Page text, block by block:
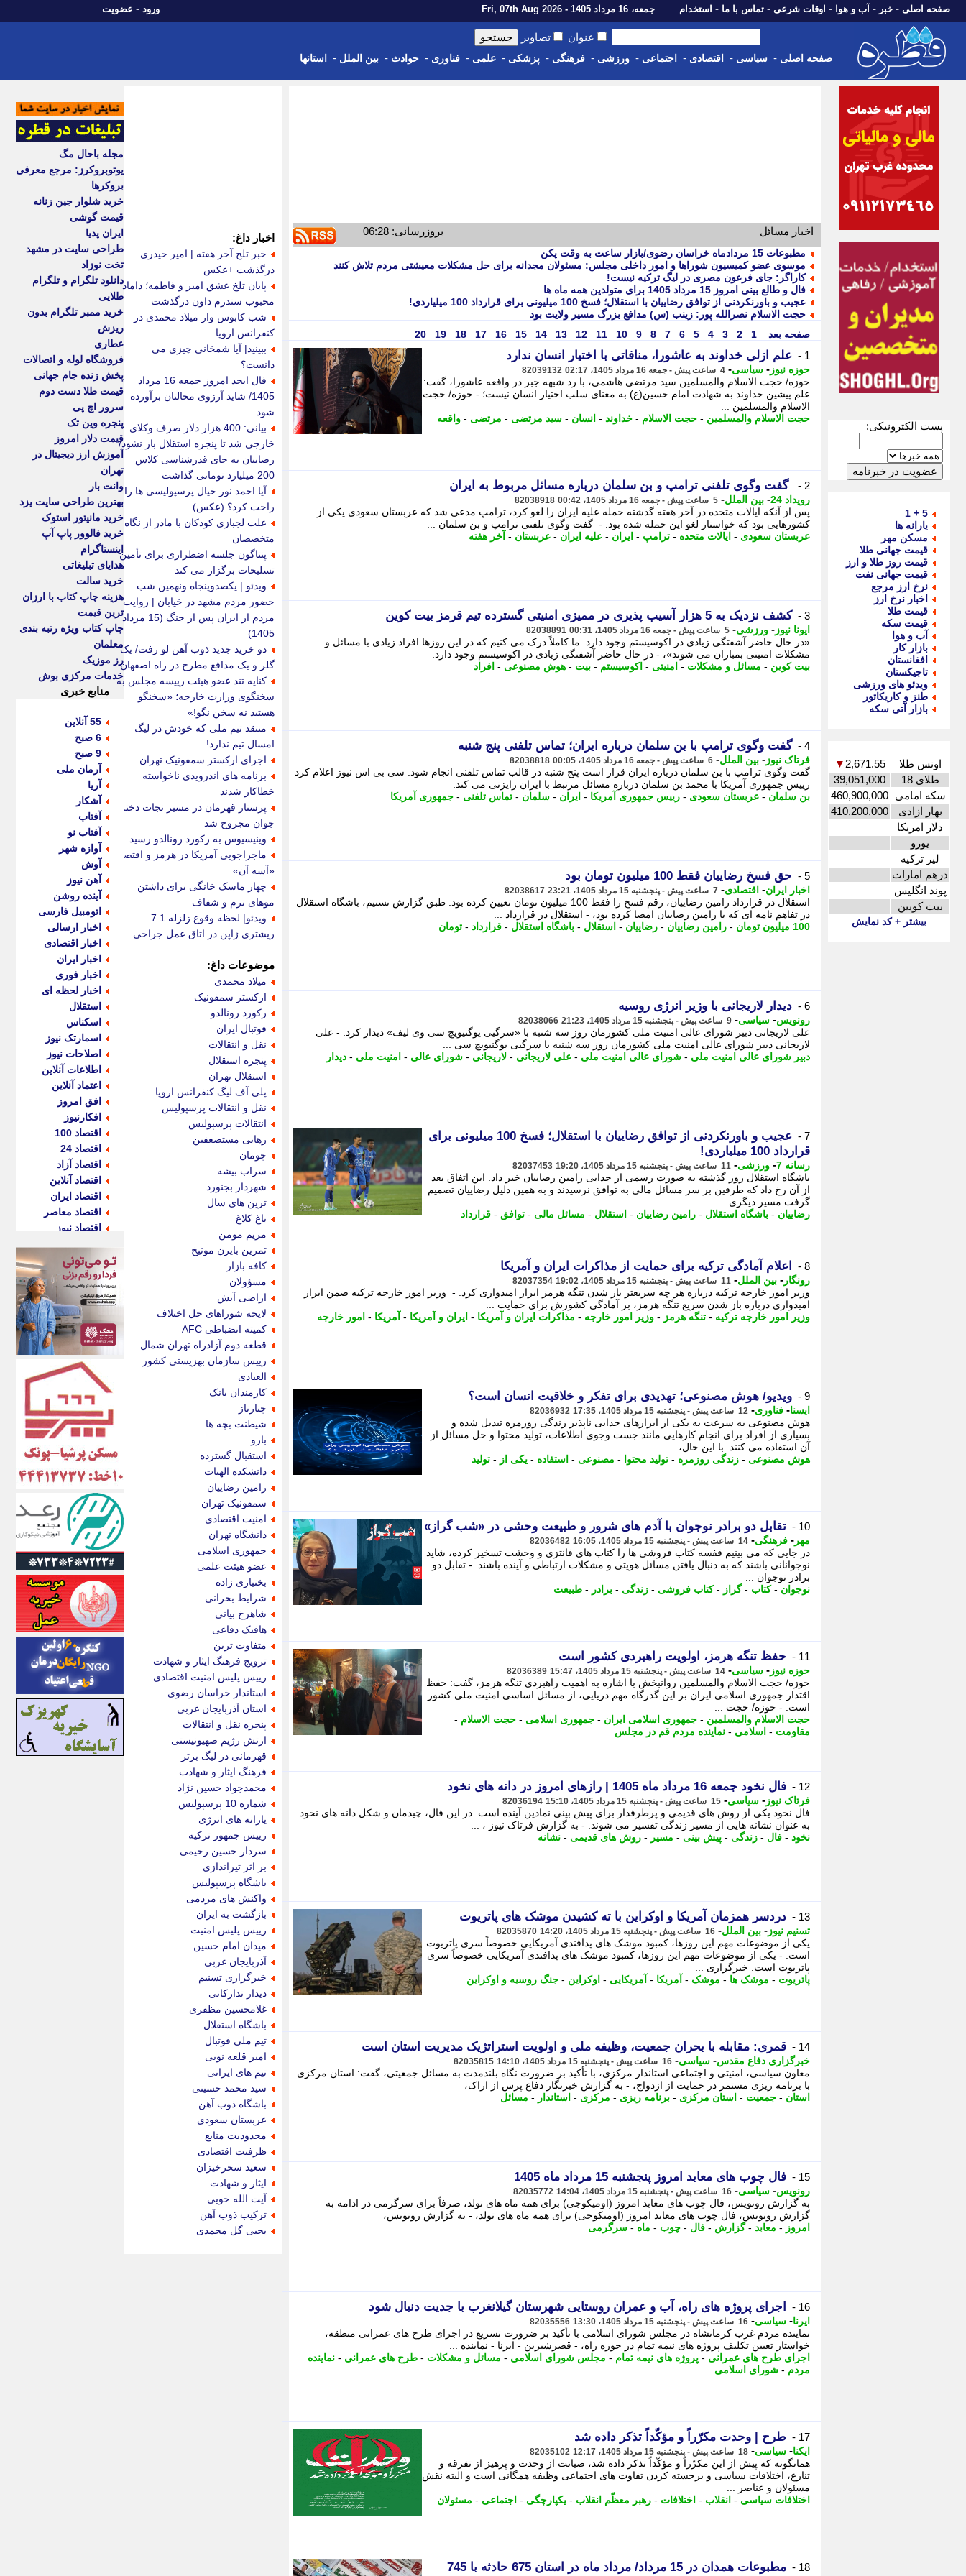
صفحه اصلی - خبر - آب و هوا - اوقات شرعی - تماس با ما - استخدام جمعه، 16 مرداد 1405 - Fri, 07th Aug 2026 ورود - عضویت
عنوان تصاویر
صفحه اصلی - سیاسی - اقتصادی - اجتماعی - ورزشی - فرهنگی - پزشکی - علمی - فناوری - حوادث - بین الملل - استانها
پست الکترونیکی:
5 + 1
یارانه ها
مسکن مهر
قیمت جهانی طلا
قیمت روز طلا و ارز
قیمت جهانی نفت
نرخ ارز مرجع
اخبار نرخ ارز
قیمت طلا
قیمت سکه
آب و هوا
بازار کار
افغانستان
تاجیکستان
ویدئو های ورزشی
طنز و کاریکاتور
بازار آتی سکه
اونس طلا 2,671.55
▼
طلای 18
39,051,000
سکه امامی 460,900,000
بهار ازادی
410,200,000
دلار امریکا
یورو
لیر ترکیه
درهم امارات
پوند انگلیس
بیت کویین
بیشتر + کد نمایش
اخبار مسائل بروزرسانی: 06:28
مطبوعات 15 مردادماه خراسان رضوی/بازار ساعت به وقت پکن
موسوی عضو کمیسیون شوراها و امور داخلی مجلس: مسئولان مجدانه برای حل مشکلات معیشتی مردم تلاش کنند
کاراگر: جای فرعون مصری در لیگ ترکیه نیست!
فال و طالع بینی امروز 15 مرداد 1405 برای متولدین همه ماه ها
عجیب و باورنکردنی از توافق رضاییان با استقلال؛ فسخ 100 میلیونی برای قرارداد 100 میلیاردی!
حجت الاسلام نصرالله پور: زینب (س) مدافع بزرگ مسیر ولایت بود
صفحه بعد
1
2
3
4
5
6
7
8
9
10
11
12
13
14
15
16
17
18
19
20
1 - علم ازلی خداوند به عاشورا، منافاتی با اختیار انسان ندارد
حوزه نیوز - سیاسی- 4 ساعت پیش - جمعه 16 مرداد 1405، 02:17 82039132
حوزه/ حجت الاسلام والمسلمین سید مرتضی هاشمی، با رد شبهه جبر در واقعه عاشورا، گفت:
علم پیشین خداوند به شهادت امام حسین(ع) به معنای سلب اختیار انسان نیست؛ - حوزه/ حجت
الاسلام والمسلمین ...
حجت الاسلام والمسلمین - حجت الاسلام - خداوند - انسان - سید مرتضی - مرتضی - واقعه
2 - گفت وگوی تلفنی ترامپ و بن سلمان درباره مسائل مربوط به ایران
رویداد 24 - بین الملل- 5 ساعت پیش - جمعه 16 مرداد 1405، 00:42 82038918
پس از آنکه ایالات متحده در آخر هفته گذشته حمله علیه ایران را لغو کرد، ترامپ مدعی شد که عربستان سعودی یکی از
کشورهایی بود که خواستار لغو این حمله شده بود. - گفت وگوی تلفنی ترامپ و بن سلمان ...
عربستان سعودی - ایالات متحده - ترامپ - ایران - علیه ایران - عربستان - آخر هفته
3 - کشف نزدیک به 5 هزار آسیب پذیری در ممیزی امنیتی گسترده تیم قرمز بیت کوین
ایونا نیوز - ورزشی- 5 ساعت پیش - جمعه 16 مرداد 1405، 00:31 82038891
«در حال حاضر آشفتگی زیادی در اکوسیستم وجود دارد. ما کاملاً درک می کنیم که در این روزها افراد زیادی با مسائل و
مشکلات امنیتی بمباران می شوند»، - در حال حاضر آشفتگی زیادی در اکوسیستم وجود دارد.
بیت کوین - مسائل و مشکلات - امنیتی - اکوسیستم - بیت - هوش مصنوعی - افراد
4 - گفت وگوی ترامپ با بن سلمان درباره ایران؛ تماس تلفنی پنج شنبه
فرتاک نیوز - بین الملل- 6 ساعت پیش - جمعه 16 مرداد 1405، 00:05 82038818
گفت وگوی ترامپ با بن سلمان درباره ایران قرار است پنج شنبه در قالب تماس تلفنی انجام شود. سی بی اس نیوز اعلام کرد
رییس جمهوری آمریکا با محمد بن سلمان درباره مسائل مرتبط با ایران رایزنی می کند.
بن سلمان - عربستان سعودی - رییس جمهوری آمریکا - ایران - سلمان - تماس تلفنی - جمهوری آمریکا
5 - حق فسخ رضاییان فقط 100 میلیون تومان بود
اخبار ایران- اقتصادی- 7 ساعت پیش - پنجشنبه 15 مرداد 1405، 23:21 82038617
استقلال در قرارداد رامین رضاییان، رقم فسخ را فقط 100 میلیون تومان تعیین کرده بود. طبق گزارش تسنیم، باشگاه استقلال
در تفاهم نامه ای که با رامین رضاییان امضا کرده بود، - استقلال در قرارداد ...
100 میلیون تومان
- رامین رضاییان - رضاییان - استقلال - باشگاه استقلال - قرارداد - تومان
6 - دیدار لاریجانی با وزیر انرژی روسیه
رونویس- سیاسی- 9 ساعت پیش - پنجشنبه 15 مرداد 1405، 21:23 82038066
علی لاریجانی دبیر شورای عالی امنیت ملی کشورمان روز سه شنبه با «سرگیی یوگنیویچ سی وی لیف» دیدار کرد. - علی
لاریجانی دبیر شورای عالی امنیت ملی کشورمان روز سه شنبه با سرگیی یوگنیویچ سی ...
دبیر شورای عالی امنیت ملی - شورای عالی امنیت ملی - علی لاریجانی - لاریجانی - شورای عالی - امنیت ملی - دیدار
7 -
عجیب و باورنکردنی از توافق رضاییان با استقلال؛ فسخ 100 میلیونی برای
قرارداد 100 میلیاردی!
رسانه 7 - ورزشی- 11 ساعت پیش - پنجشنبه 15 مرداد 1405، 19:20 82037453
باشگاه استقلال روز گذشته به صورت رسمی از جدایی رامین رضاییان خبر داد. این اتفاق بعد
از آن رخ داد که طرفین بر سر مسائل مالی به توافق نرسیدند و به همین دلیل رضاییان تصمیم
گرفت مسیر دیگری ...
رضاییان - باشگاه استقلال - رامین رضاییان - استقلال - مسائل مالی - توافق - قرارداد
8 - اعلام آمادگی ترکیه برای حمایت از مذاکرات ایران و آمریکا
رونگار - بین الملل- 11 ساعت پیش - پنجشنبه 15 مرداد 1405، 19:02 82037354
وزیر امور خارجه ترکیه درباره هر چه سریعتر باز شدن تنگه هرمز ابراز امیدواری کرد. - وزیر امور خارجه ترکیه ضمن ابراز
امیدواری درباره باز شدن سریع تنگه هرمز، بر آمادگی کشورش برای حمایت ...
وزیر امور خارجه ترکیه - تنگه هرمز - وزیر امور خارجه - مذاکرات ایران و آمریکا - ایران و آمریکا - آمریکا - امور خارجه
9 - ویدیو/ هوش مصنوعی؛ تهدیدی برای تفکر و خلاقیت انسان است؟
ایسنا- فناوری- 12 ساعت پیش - پنجشنبه 15 مرداد 1405، 17:35 82036932
هوش مصنوعی به سرعت به یکی از ابزارهای جدایی ناپذیر زندگی روزمره تبدیل شده و
بسیاری از افراد برای انجام کارهایی مانند جست وجوی اطلاعات، تولید محتوا و حل مسائل از
آن استفاده می کنند. با این حال،
هوش مصنوعی - زندگی روزمره - تولید محتوا - مصنوعی - استفاده - یکی از - تولید
10 - تقابل دو برادر نوجوان با آدم های شرور و طبیعت وحشی در «شب گراز»
مهر - فرهنگی- 14 ساعت پیش - پنجشنبه 15 مرداد 1405، 16:05 82036482
در جایی که می بینیم قفسه کتاب فروشی ها را کتاب های فانتزی و وحشت تسخیر کرده، شاید
نوجوانانی باشند که به دنبال یافتن مسائل هویتی و مشکلات ارتباطی و آینده باشند. - تقابل دو
برادر نوجوان ...
نوجوان -کتاب -گراز -کتاب فروشی - زندگی - برادر - طبیعت
11 - حفظ تنگه هرمز، اولویت راهبردی کشور است
حوزه نیوز - سیاسی- 14 ساعت پیش - پنجشنبه 15 مرداد 1405، 15:47 82036389
حوزه/ حجت الاسلام والمسلمین روانبخش با اشاره به اهمیت راهبردی تنگه هرمز، گفت: حفظ
اقتدار جمهوری اسلامی ایران بر این گذرگاه مهم دریایی، از مسائل اساسی امنیت ملی کشور
است. - حوزه/ حجت ...
حجت الاسلام والمسلمین - جمهوری اسلامی ایران - جمهوری اسلامی - حجت الاسلام -
مقاومت - اسلامی - نماینده مردم قم در مجلس
12 - فال نخود جمعه 16 مرداد ماه 1405 | رازهای امروز در دانه های نخود
فرتاک نیوز - سیاسی- 15 ساعت پیش - پنجشنبه 15 مرداد 1405، 15:10 82036194
فال نخود یکی از روش های قدیمی و پرطرفدار برای پیش بینی نمادین آینده است. در این فال، چیدمان و شکل دانه های نخود
به عنوان نشانه هایی از مسیر زندگی تفسیر می شوند. - به گزارش فرتاک نیوز ، ...
نخود - فال - زندگی - پیش بینی - مسیر - روش های قدیمی - نشانه
13 - دردسر همزمان آمریکا و اوکراین با ته کشیدن موشک های پاتریوت
تسنیم نیوز - بین الملل- 16 ساعت پیش - پنجشنبه 15 مرداد 1405، 14:20 82035870
یکی از موضوعات مهم این روزها، کمبود موشک های پدافندی آمریکایی خصوصاً سری پاتریوت
است. - یکی از موضوعات مهم این روزها، کمبود موشک های پدافندی آمریکایی خصوصاً سری
پاتریوت است. خبرگزاری ...
پاتریوت - موشک ها - موشک - آمریکا - آمریکایی - اوکراین - جنگ روسیه و اوکراین
14 - قمری: مقابله با بحران جمعیت، وظیفه ملی و اولویت استراتژیک مدیریت استان است
خبرگزاری دفاع مقدس- سیاسی- 16 ساعت پیش - پنجشنبه 15 مرداد 1405، 14:10 82035815
معاون سیاسی، امنیتی و اجتماعی استاندار مرکزی، با تأکید بر ضرورت نگاه بلندمدت به مسائل جمعیتی، گفت: استان مرکزی
با برنامه ریزی مستمر در حمایت از ازدواج، - به گزارش خبرنگار دفاع پرس از اراک،
استان - جمعیت - استان مرکزی - برنامه ریزی - مرکزی - استاندار - مسائل
15 - فال چوب های معابد امروز پنجشنبه 15 مرداد ماه 1405
رونویس- سیاسی- 16 ساعت پیش - پنجشنبه 15 مرداد 1405، 14:04 82035772
به گزارش رونویس، فال چوب های معابد امروز (اومیکوجی) برای همه ماه های تولد، صرفاً برای سرگرمی در ادامه به
گزارش رونویس، فال چوب های معابد امروز (اومیکوجی) برای همه ماه های تولد، - به گزارش رونویس،
امروز - معابد -گزارش - فال - چوب - ماه - سرگرمی
16 - اجرای پروژه های راه، آب و عمران روستایی شهرستان گیلانغرب با جدیت دنبال شود
ایرنا- سیاسی- 16 ساعت پیش - پنجشنبه 15 مرداد 1405، 13:30 82035556
نماینده مردم غرب کرمانشاه در مجلس شورای اسلامی با تأکید بر ضرورت تسریع در اجرای طرح های عمرانی منطقه،
خواستار تعیین تکلیف پروژه های نیمه تمام در حوزه راه، - قصرشیرین - ایرنا - نماینده ...
اجرای طرح های عمرانی - پروژه های نیمه تمام - مجلس شورای اسلامی - مسائل و مشکلات - طرح های عمرانی - نماینده
مردم - شورای اسلامی
17 - طرح | وحدت مکرّراً و مؤکّداً تذکر داده شد
ایکنا- سیاسی- 18 ساعت پیش - پنجشنبه 15 مرداد 1405، 12:17 82035102
همانگونه که پیش از این مکرّراً و مؤکّداً تذکر داده شد، صیانت از وحدت و پرهیز از تفرقه و
تنازع، اختلافات سیاسی و برجسته کردن تفاوت های اجتماعی وظیفه همگانی است و البته نقش
مسئولان و عناصر ...
اختلافات سیاسی - انقلاب - اختلافات - رهبر معظّم انقلاب - یکپارچگی - اجتماعی - مسئولان
18 -
مطبوعات همدان در 15 مرداد/ مرداد ماه در استان 675 حادثه با 745
اخبار داغ:
خبر تلخ آخر هفته | امیر حیدری
درگذشت +عکس
پایان تلخ عشق امیر و فاطمه؛ داماد
محبوب سندرم داون درگذشت
شب کابوس وار میلاد محمدی در
کنفرانس اروپا
ببینید| آیا شمخانی چیزی می
دانست؟
فال ابجد امروز جمعه 16 مرداد
1405/ شاید آرزوی محالتان برآورده
شود
بیانی: 400 هزار دلار صرف وکلای
خارجی شد تا پنجره استقلال باز نشود/
رضاییان به جای قدرشناسی کلاس
200 میلیارد تومانی گذاشت
آیا احمد نور خیال پرسپولیسی ها را
راحت کرد؟ (عکس)
علت لجبازی کودکان با مادر از نگاه
متخصصان
پنتاگون جلسه اضطراری برای تأمین
تسلیحات برگزار می کند
ویدئو | یکصدوپنجاه ونهمین شب
حضور مردم مشهد در خیابان | روایت
مردم از ایران پس از جنگ (15 مرداد
1405)
دو خرید جدید ذوب آهن لو رفت/ یک
گلر و یک مدافع مطرح در راه اصفهان
کنایه تند عضو هیئت رییسه مجلس به
سخنگوی وزارت خارجه؛ «سخنگو
هستید نه سخن نگو!»
منتقد تیم ملی که خودش در لیگ
امسال تیم ندارد!
اجرای ارکستر سمفونیک تهران
برنامه های اندرویدی ناخواسته
خطاکار شدند
پرستار قهرمان در مسیر نجات دختر
جوان مجروح شد
وینیسیوس به رکورد رونالدو رسید
ماجراجویی آمریکا در هرمز و اقتصاد
«آسه آن»
چهار ماسک خانگی برای داشتن
موهای نرم و شفاف
ویدئو| لحظه وقوع زلزله 7.1
ریشتری ژاپن در اتاق عمل جراحی
موضوعات داغ:
میلاد محمدی
ارکستر سمفونیک
رکورد رونالدو
فوتبال ایران
نقل و انتقالات
پنجره استقلال
استقلال تهران
پلی آف لیگ کنفرانس اروپا
نقل و انتقالات پرسپولیس
انتقالات پرسپولیس
رهایی مستضعفین
چومان
سراب بیشه
شهردار بجنورد
ترین های سال
باغ کلاغ
مریم مومن
تمرین بایرن مونیخ
کافه بازار
مسؤولان
اراضی آیش
لایحه شوراهای حل اختلاف
کمیته انضباطی AFC
قطعه دوم آزادراه تهران شمال
رییس سازمان بهزیستی کشور
العبادی
کارمندان بانک
چنارناز
شیطنت بچه ها
بارو
استقبال گسترده
دانشکده الهیات
رامین رضاییان
سمفونیک تهران
امنیت اقتصادی
دانشگاه تهران
جمهوری اسلامی
عضو هیئت علمی
بختیاری زاده
شرایط بحرانی
شاهرخ بیانی
هافبک دفاعی
متفاوت ترین
ترویج فرهنگ ایثار و شهادت
رییس پلیس امنیت اقتصادی
استاندار خراسان رضوی
استان آذربایجان غربی
پنجره نقل و انتقالات
ارتش رژیم صهیونیستی
قهرمانی در لیگ برتر
فرهنگ ایثار و شهادت
محمدجواد حسین نژاد
شماره 10 پرسپولیس
یارانه های انرژی
رییس جمهور ترکیه
سردار حسین رحیمی
بر اثر تیراندازی
باشگاه پرسپولیس
واکنش های مردمی
بازگشت به ایران
رییس پلیس امنیت
میدان امام حسین
آذربایجان غربی
خبرگزاری تسنیم
دیدار تدارکاتی
غلامحسین مظفری
باشگاه استقلال
تیم ملی فوتبال
امیر قلعه نویی
تیم های ایرانی
سید محمد حسینی
باشگاه ذوب آهن
عربستان سعودی
محدودیت منابع
ظرفیت اقتصادی
سعید سحرخیزان
ایثار و شهادت
آیت الله خویی
ترکیب ذوب آهن
یحیی گل محمدی
مجله باحال مگ
یوتوبروکرز: مرجع معرفی
بروکرها
خرید شلوار جین زنانه
قیمت گوشی
ایران پدیا
طراحی سایت در مشهد
تخت نوزاد
دانلود تلگرام و تلگرام
طلایی
خرید ممبر تلگرام بدون
ریزش
عطاری
فروشگاه لوله و اتصالات
پخش زنده جام جهانی
قیمت طلا دست دوم
سرور اچ پی
پنجره وین تک
قیمت دلار امروز
آموزش ارز دیجیتال در
تهران
وانت بار
بهترین طراحی سایت یزد
خرید مانیتور استوک
خرید فالوور پاپ آپ
اینستاگرام
هدایای تبلیغاتی
خرید سالت
هزینه چاپ کتاب با ارزان
ترین قیمت
چاپ کتاب ویژه رتبه بندی
معلمان
رز موزیک
خدمات مرکزی بوش
منابع خبری
55 آنلاین
6 صبح
9 صبح
آرمان ملی
آریا
آشکار
آفتاب
آفتاب نو
آوازه شهر
آوش
آهن نیوز
آینده روشن
اتومبیل فارسی
اخبار ارسالی
اخبار اقتصادی
اخبار ایران
اخبار فوری
اخبار لحظه ای
استقلال
اسکناس
اسمارتک نیوز
اصلاحات نیوز
اطلاعات آنلاین
اعتماد آنلاین
افق امروز
افکارنیوز
اقتصاد 100
اقتصاد 24
اقتصاد آزاد
اقتصاد آنلاین
اقتصاد ایران
اقتصاد معاصر
اقتصاد نیوز
اکوفارس
اکونگار
اکونیوز
الف
انتشار آنلاین
اندیشه قرن
اندیشه معاصر
اندیشه ها
انرژی پرس
ای استخدام
ایتنا
ایراف
ایران آرت
ایران آنلاین
ایران زندگی
ایران فوری
ایرانی روز
ایرانیتال
ایرنا
ایسکانیوز
ایسنا
ایکنا
ایلنا
اینتیتر
ایونا نیوز
بازتاب آنلاین
باشگاه خبرنگاران
باغستان نیوز
بامبوک
ببین و بخون
بدینسان
بنکر